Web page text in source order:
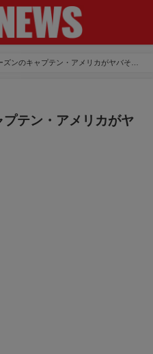
ズンのキャプテン・アメリカがヤバそう
プテン・アメリカがヤ